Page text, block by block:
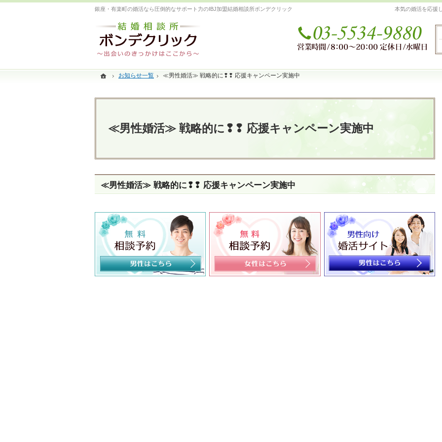
ホーム
お知らせ一覧 ≪男性婚活≫ 戦略的に❢❢ 応援キャンペーン実施中
≪男性婚活≫ 戦略的に❢❢ 応援キャンペーン実施中
本気の婚活を応援
銀座・有楽町の婚活なら圧倒的なサポート力のIBJ加盟結婚相談所ボンデクリック
≪男性婚活≫ 戦略的に❢❢ 応援キャンペーン実施中
ホーム
お知らせ一覧 ≪男性婚活≫ 戦略的に❢❢ 応援キャンペーン実施中